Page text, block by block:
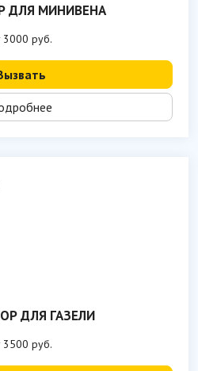
ДЛЯ МИНИВЕНА
3000 руб.
ДЛЯ ГАЗЕЛИ
3500 руб.